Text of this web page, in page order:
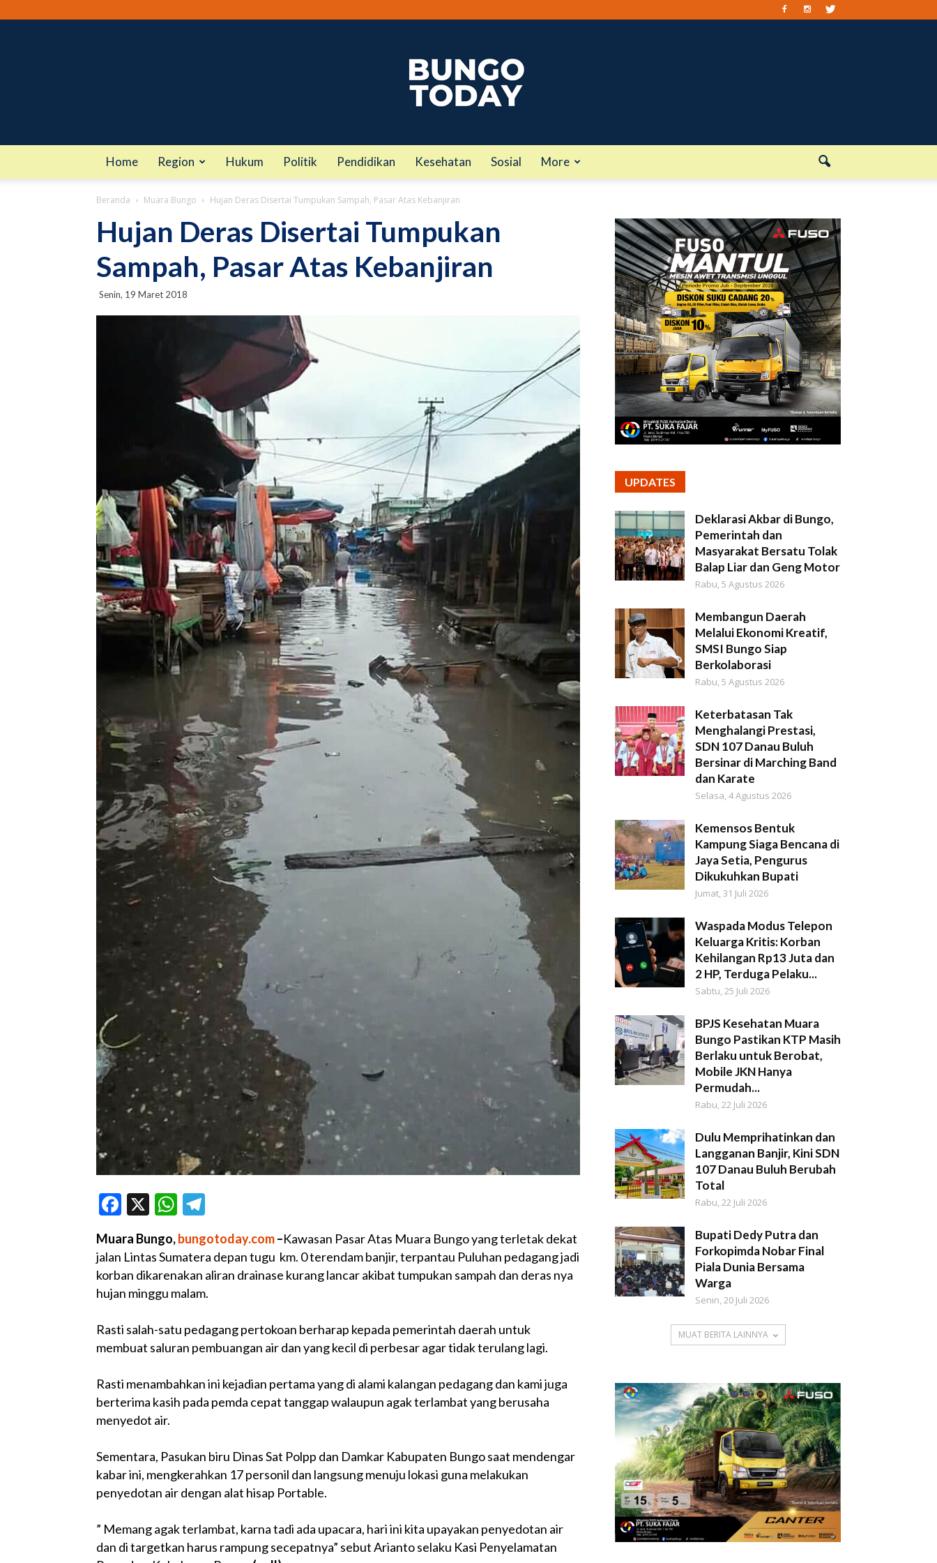
Home Region Hukum Politik Pendidikan Kesehatan Sosial More
Beranda Muara Bungo Hujan Deras Disertai Tumpukan Sampah, Pasar Atas Kebanjiran
Hujan Deras Disertai Tumpukan
Sampah, Pasar Atas Kebanjiran
Senin, 19 Maret 2018
Facebook
X WhatsApp
Muara Bungo,bungotoday.com–Kawasan Pasar Atas Muara Bungo yang terletak dekat
jalan Lintas Sumatera depan tugu km. 0 terendam banjir, terpantau Puluhan pedagang jadi
korban dikarenakan aliran drainase kurang lancar akibat tumpukan sampah dan deras nya
hujan minggu malam.
Rasti salah-satu pedagang pertokoan berharap kepada pemerintah daerah untuk
membuat saluran pembuangan air dan yang kecil di perbesar agar tidak terulang lagi.
Rasti menambahkan ini kejadian pertama yang di alami kalangan pedagang dan kami juga
berterima kasih pada pemda cepat tanggap walaupun agak terlambat yang berusaha
menyedot air.
Sementara, Pasukan biru Dinas Sat Polpp dan Damkar Kabupaten Bungo saat mendengar
kabar ini, mengkerahkan 17 personil dan langsung menuju lokasi guna melakukan
penyedotan air dengan alat hisap Portable.
” Memang agak terlambat, karna tadi ada upacara, hari ini kita upayakan penyedotan air
dan di targetkan harus rampung secepatnya” sebut Arianto selaku Kasi Penyelamatan
UPDATES
Deklarasi Akbar di Bungo,
Pemerintah dan
Masyarakat Bersatu Tolak
Balap Liar dan Geng Motor
Rabu, 5 Agustus 2026
Membangun Daerah
Melalui Ekonomi Kreatif,
SMSI Bungo Siap
Berkolaborasi
Rabu, 5 Agustus 2026
Keterbatasan Tak
Menghalangi Prestasi,
SDN 107 Danau Buluh
Bersinar di Marching Band
dan Karate
Selasa, 4 Agustus 2026
Kemensos Bentuk
Kampung Siaga Bencana di
Jaya Setia, Pengurus
Dikukuhkan Bupati
Jumat, 31 Juli 2026
Waspada Modus Telepon
Keluarga Kritis: Korban
Kehilangan Rp13 Juta dan
2 HP, Terduga Pelaku...
Sabtu, 25 Juli 2026
BPJS Kesehatan Muara
Bungo Pastikan KTP Masih
Berlaku untuk Berobat,
Mobile JKN Hanya
Permudah...
Rabu, 22 Juli 2026
Dulu Memprihatinkan dan
Langganan Banjir, Kini SDN
107 Danau Buluh Berubah
Total
Rabu, 22 Juli 2026
Bupati Dedy Putra dan
Forkopimda Nobar Final
Piala Dunia Bersama
Warga
Senin, 20 Juli 2026
MUAT BERITA LAINNYA